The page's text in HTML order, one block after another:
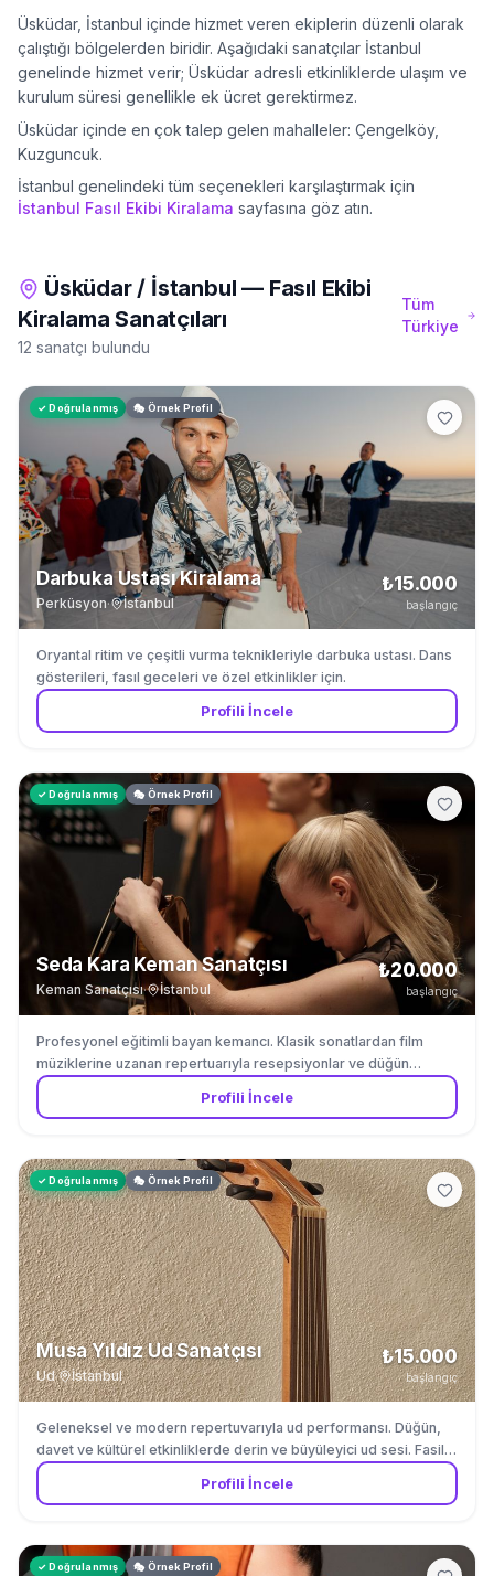
Üsküdar, İstanbul içinde hizmet veren ekiplerin düzenli olarak
çalıştığı bölgelerden biridir. Aşağıdaki sanatçılar İstanbul
genelinde hizmet verir; Üsküdar adresli etkinliklerde ulaşım ve
kurulum süresi genellikle ek ücret gerektirmez.
Üsküdar içinde en çok talep gelen mahalleler: Çengelköy,
Kuzguncuk.
İstanbul genelindeki tüm seçenekleri karşılaştırmak için
İstanbul Fasıl Ekibi Kiralama sayfasına göz atın.
Üsküdar/ İstanbul — Fasıl Ekibi
Kiralama Sanatçıları
12 sanatçı bulundu
Tüm
Türkiye
✓ Doğrulanmış 🎭 Örnek Profil
Darbuka Ustası Kiralama
Perküsyon· İstanbul
₺15.000
başlangıç
Oryantal ritim ve çeşitli vurma teknikleriyle darbuka ustası. Dans
gösterileri, fasıl geceleri ve özel etkinlikler için.
Profili İncele
✓ Doğrulanmış 🎭 Örnek Profil
Seda Kara Keman Sanatçısı
Keman Sanatçısı· İstanbul
₺20.000
başlangıç
Profesyonel eğitimli bayan kemancı. Klasik sonatlardan film
müziklerine uzanan repertuarıyla resepsiyonlar ve düğün
törenleri için. Fasil muzigi ve Turk muzigi repertuvarinda
uzmandir.
Profili İncele
✓ Doğrulanmış 🎭 Örnek Profil
Musa Yıldız Ud Sanatçısı
Ud· İstanbul
₺15.000
başlangıç
Geleneksel ve modern repertuvarıyla ud performansı. Düğün,
davet ve kültürel etkinliklerde derin ve büyüleyici ud sesi. Fasil
muzigi ve Turk muzigi repertuvarinda uzmandir.
Profili İncele
✓ Doğrulanmış 🎭 Örnek Profil